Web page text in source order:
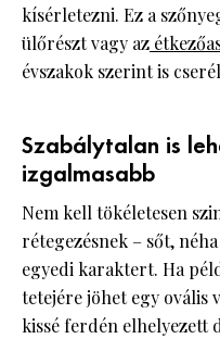
kísérletezni. Ez a
ülőrészt vagy az
évszakok szerint is
Szabálytalan is
izgalmasabb
Nem kell tökéletesen
rétegezésnek – sőt,
egyedi karaktert. Ha
tetejére jöhet egy ovális
kissé ferdén elhelyezett